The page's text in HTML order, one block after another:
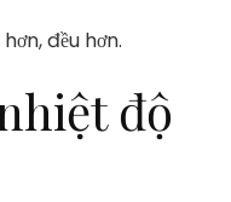
đều hơn.
độ